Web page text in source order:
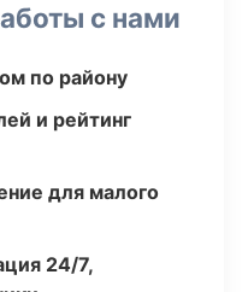
с нами
по району
и рейтинг
для малого
24/7,